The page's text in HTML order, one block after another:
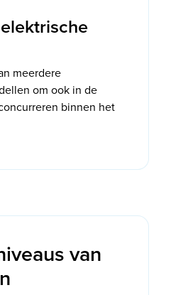
meerdere
om ook in de
binnen het
van